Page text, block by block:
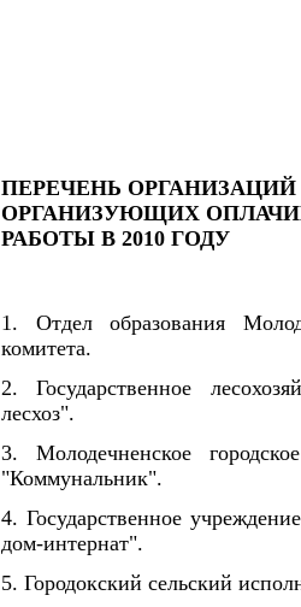
ПЕРЕЧЕНЬ
ОРГАНИЗУЮЩИХ
РАБОТЫ В 2010 ГОДУ
1. Отдел образования
комитета.
2. Государственное
лесхоз".
3. Молодечненское
"Коммунальник".
4. Государственное
дом-интернат".
5. Городокский сельский